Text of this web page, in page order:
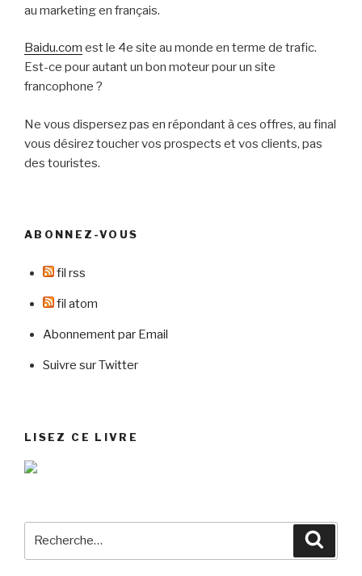
au marketing en français.
Baidu.com est le 4e site au monde en terme de trafic.
Est-ce pour autant un bon moteur pour un site
francophone ?
Ne vous dispersez pas en répondant à ces offres, au final
vous désirez toucher vos prospects et vos clients, pas
des touristes.
ABONNEZ-VOUS
fil rss
fil atom
Abonnement par Email
Suivre sur Twitter
LISEZ CE LIVRE